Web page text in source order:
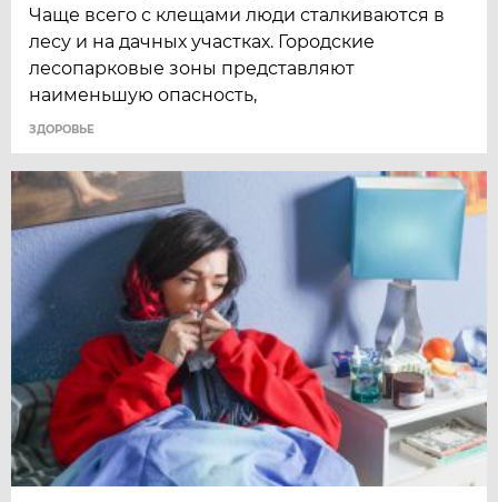
Чаще всего с клещами люди сталкиваются в
лесу и на дачных участках. Городские
лесопарковые зоны представляют
наименьшую опасность,
ЗДОРОВЬЕ